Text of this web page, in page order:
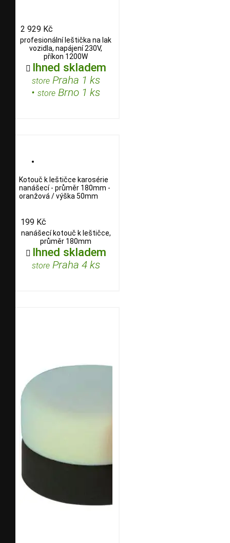
2 929 Kč
profesionální leštička na lak
vozidla, napájení 230V,
příkon 1200W
 Ihned skladem
storePraha 1 ks
• store Brno 1 ks
Kotouč k leštičce karosérie
nanášecí - průměr 180mm -
oranžová / výška 50mm
199 Kč
nanášecí kotouč k leštičce,
průměr 180mm
 Ihned skladem
storePraha 4 ks